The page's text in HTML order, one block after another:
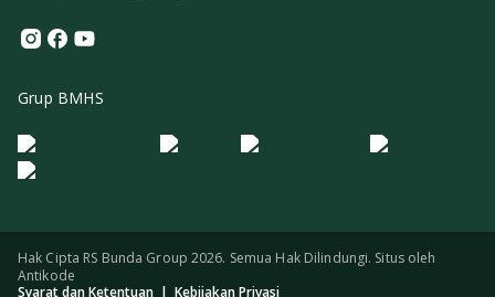
Instagram
Facebook
Youtube
Grup BMHS
Logo Morula IFV Logo ER
Logo Diagnos
Logo IRSI
Hak Cipta RS Bunda Group 2026. Semua Hak Dilindungi. Situs oleh
Antikode
Syarat dan Ketentuan | Kebijakan Privasi